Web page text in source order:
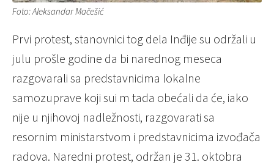
Foto: Aleksandar Mačešić
Prvi protest, stanovnici tog dela Inđije su održali u
julu prošle godine da bi narednog meseca
razgovarali sa predstavnicima lokalne
samozuprave koji sui m tada obećali da će, iako
nije u njihovoj nadležnosti, razgovarati sa
resornim ministarstvom i predstavnicima izvođača
radova. Naredni protest, održan je 31. oktobra